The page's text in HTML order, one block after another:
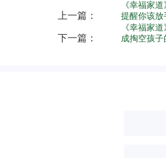
上一篇：
《幸福家
提醒你该放
下一篇：
《幸福家
成掏空孩子